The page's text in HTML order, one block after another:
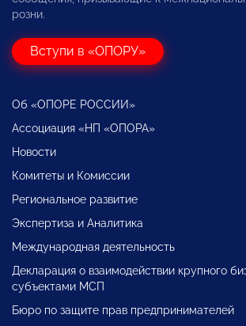
розни.
Вступи в «ОПОРУ»
Об «ОПОРЕ РОССИИ»
Ассоциация «НП «ОПОРА»
Новости
Комитеты и Комиссии
Региональное развитие
Экспертиза и Аналитика
Международная деятельность
Декларация о взаимодействии крупного
субъектами МСП
Бюро по защите прав предпринимателей